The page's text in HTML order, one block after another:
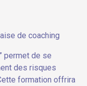
de coaching
permet de se
des risques
formation offrira